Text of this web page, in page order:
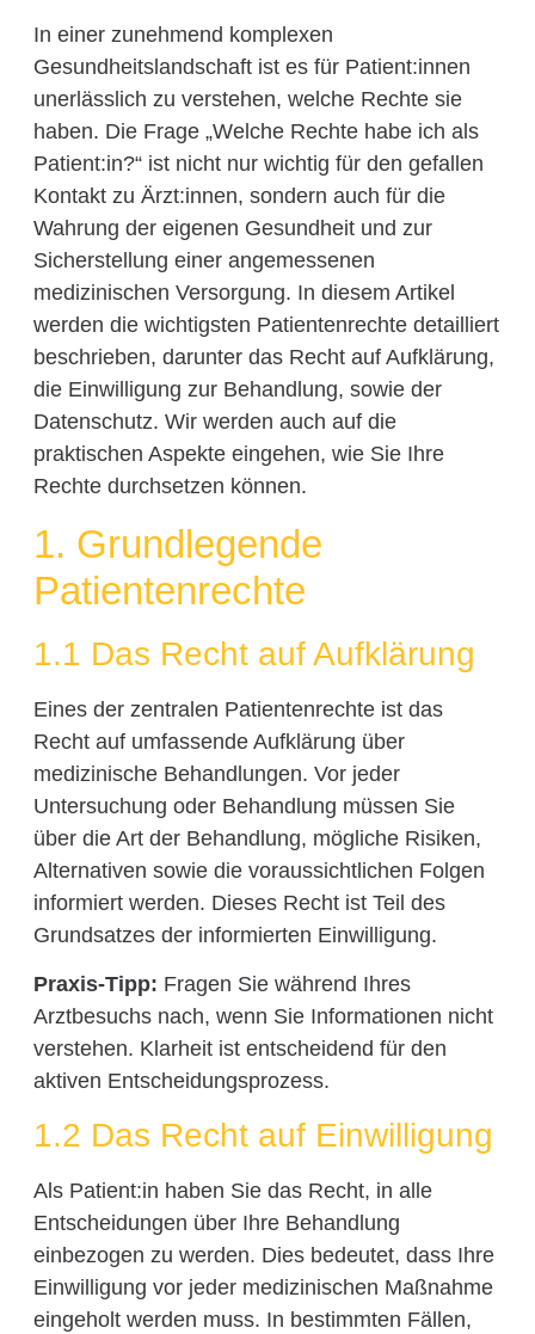
In einer zunehmend komplexen
Gesundheitslandschaft ist es für Patient:innen
unerlässlich zu verstehen, welche Rechte sie
haben. Die Frage „Welche Rechte habe ich als
Patient:in?“ ist nicht nur wichtig für den gefallen
Kontakt zu Ärzt:innen, sondern auch für die
Wahrung der eigenen Gesundheit und zur
Sicherstellung einer angemessenen
medizinischen Versorgung. In diesem Artikel
werden die wichtigsten Patientenrechte detailliert
beschrieben, darunter das Recht auf Aufklärung,
die Einwilligung zur Behandlung, sowie der
Datenschutz. Wir werden auch auf die
praktischen Aspekte eingehen, wie Sie Ihre
Rechte durchsetzen können.
1. Grundlegende
Patientenrechte
1.1 Das Recht auf Aufklärung
Eines der zentralen Patientenrechte ist das
Recht auf umfassende Aufklärung über
medizinische Behandlungen. Vor jeder
Untersuchung oder Behandlung müssen Sie
über die Art der Behandlung, mögliche Risiken,
Alternativen sowie die voraussichtlichen Folgen
informiert werden. Dieses Recht ist Teil des
Grundsatzes der informierten Einwilligung.
Praxis-Tipp: Fragen Sie während Ihres
Arztbesuchs nach, wenn Sie Informationen nicht
verstehen. Klarheit ist entscheidend für den
aktiven Entscheidungsprozess.
1.2 Das Recht auf Einwilligung
Als Patient:in haben Sie das Recht, in alle
Entscheidungen über Ihre Behandlung
einbezogen zu werden. Dies bedeutet, dass Ihre
Einwilligung vor jeder medizinischen Maßnahme
eingeholt werden muss. In bestimmten Fällen,